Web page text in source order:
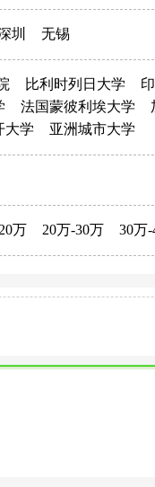
圳 无锡
比利时列日大学
法国蒙彼利埃大学
大学 亚洲城市大学
万 20万-30万 30万